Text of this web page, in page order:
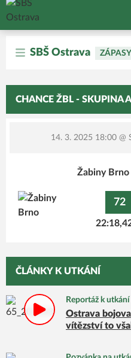
SBŠ Ostrava
SBŠ Ostrava ZÁPASY
CHANCE ŽBL - SKUPINA
14. 3. 2025 18:00@
Žabiny Brno
72
ČLÁNKY K UTKÁNÍ
Reportáž k utkání
Ostrava
vítězství to